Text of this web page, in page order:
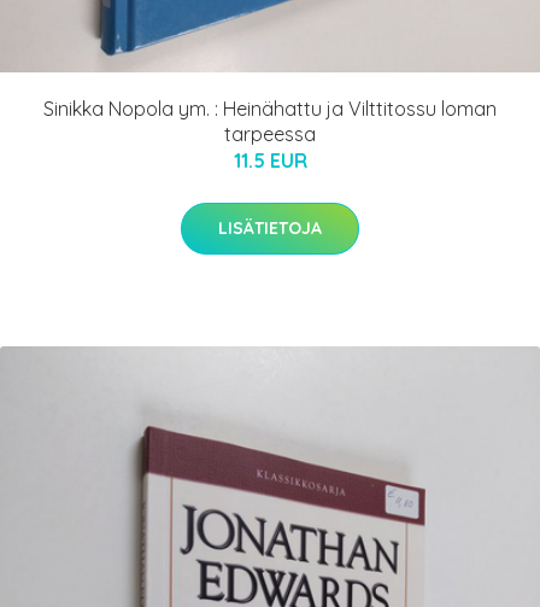
Sinikka Nopola ym. : Heinähattu ja Vilttitossu loman
tarpeessa
11.5 EUR
LISÄTIETOJA